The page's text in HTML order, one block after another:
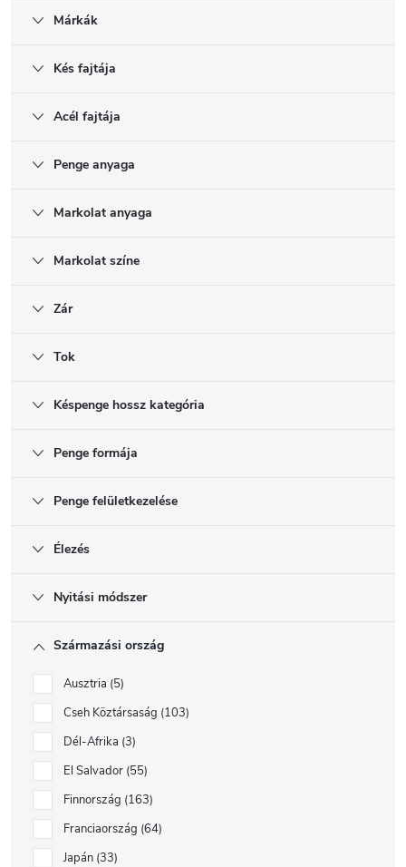
Márkák
Kés fajtája
Acél fajtája
Penge anyaga
Markolat anyaga
Markolat színe
Zár
Tok
Késpenge hossz kategória
Penge formája
Penge felületkezelése
Élezés
Nyitási módszer
Származási ország
Ausztria 5
Cseh Köztársaság 103
Dél-Afrika 3
El Salvador 55
Finnország 163
Franciaország 64
Japán 33